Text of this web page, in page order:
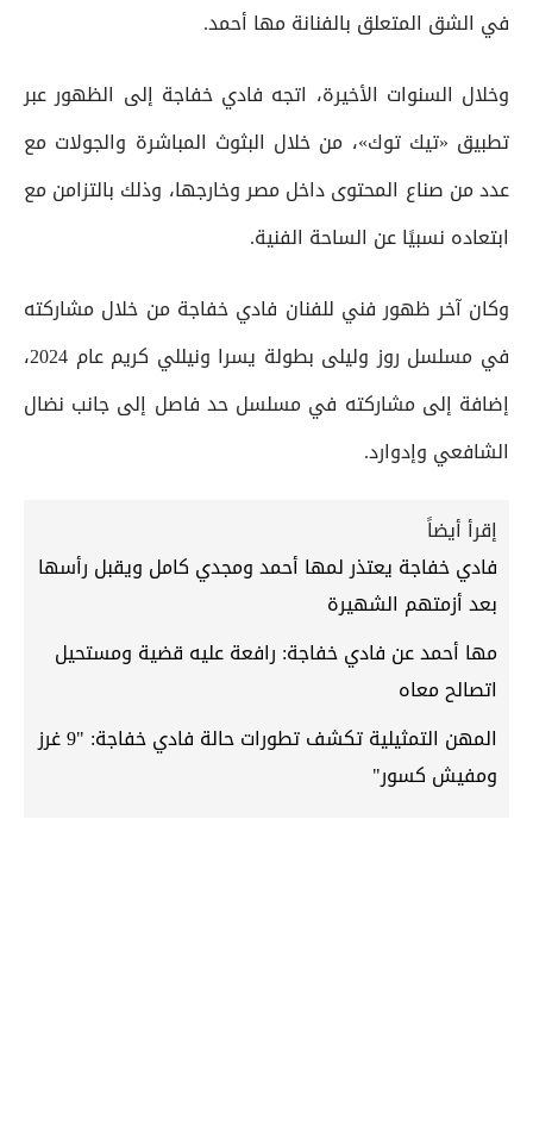
في الشق المتعلق بالفنانة مها أحمد.
وخلال السنوات الأخيرة، اتجه فادي خفاجة إلى الظهور عبر
تطبيق «تيك توك»، من خلال البثوث المباشرة والجولات مع
عدد من صناع المحتوى داخل مصر وخارجها، وذلك بالتزامن مع
ابتعاده نسبيًا عن الساحة الفنية.
وكان آخر ظهور فني للفنان فادي خفاجة من خلال مشاركته
في مسلسل روز وليلى بطولة يسرا ونيللي كريم عام 2024،
إضافة إلى مشاركته في مسلسل حد فاصل إلى جانب نضال
الشافعي وإدوارد.
إقرأ أيضاً
فادي خفاجة يعتذر لمها أحمد ومجدي كامل ويقبل رأسها
بعد أزمتهم الشهيرة
مها أحمد عن فادي خفاجة: رافعة عليه قضية ومستحيل
اتصالح معاه
المهن التمثيلية تكشف تطورات حالة فادي خفاجة: "9 غرز
ومفيش كسور"